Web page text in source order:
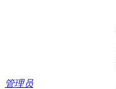
管理员